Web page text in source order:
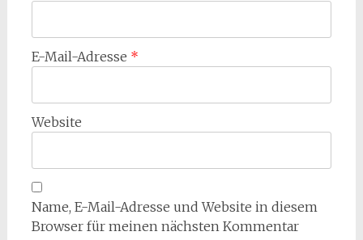
E-Mail-Adresse *
Website
Name, E-Mail-Adresse und Website in diesem
Browser für meinen nächsten Kommentar